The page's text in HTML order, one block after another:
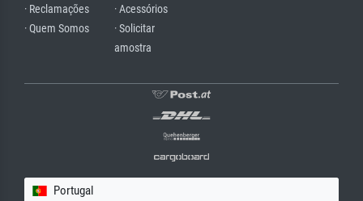
· Reclamações
· Quem Somos
· Acessórios
· Solicitar
amostra
Portugal